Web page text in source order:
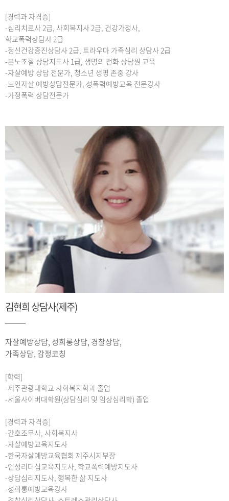
[경력과 자격증]
-심리치료사 2급, 사회복지사 2급, 건강가정사,
학교폭력상담사 2급
-정신건강증진상담사 2급, 트라우마 가족심리 상담사 2급
-분노조절 상담지도사 1급, 생명의 전화 상담원 교육
-자살예방 상담 전문가, 청소년 생명 존중 강사
-노인자살 예방상담전문가, 성폭력예방교육 전문강사
-가정폭력 상담전문가
김현희 상담사(제주)
자살예방상담, 성희롱상담, 경찰상담,
가족상담, 감정코칭
[학력]
-제주관광대학교 사회복지학과 졸업
-서울사이버대학원(상담심리 및 임상심리학) 졸업
[경력과 자격증]
-간호조무사, 사회복지사
-자살예방교육지도사
-한국자살예방교육협회 제주시지부장
-인성리더십교육지도사, 학교폭력예방지도사
-상담심리지도사, 행복한 삶 지도사
-성희롱예방교육강사